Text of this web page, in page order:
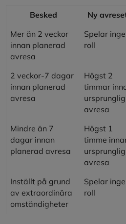
Besked Ny
Mer än 2 veckor
innan planerad
avresa
Spelar
roll
2 veckor-7 dagar
innan planerad
avresa
Högst 2
timmar
ursprunglig
avresa
Mindre än 7
dagar innan
planerad avresa
Högst 1
timme
ursprunglig
avresa
Inställt på grund
av extraordinära
omständigheter
Spelar
roll